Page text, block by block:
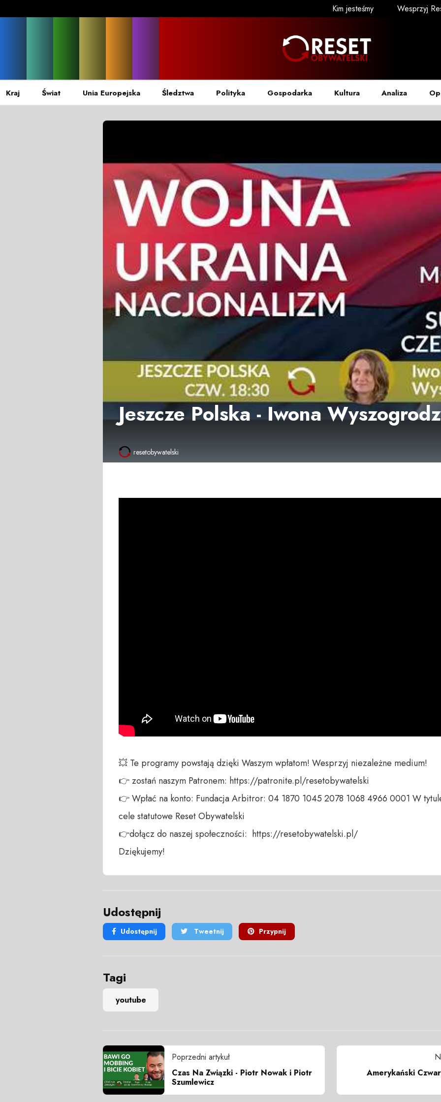
Kim jesteśmy Wesprzyj
Kraj Świat Unia Europejska Śledztwa Polityka Gospodarka Kultura Analiza
Jeszcze Polska - Iwona
resetobywatelski
💥 Te programy powstają dzięki Waszym wpłatom! Wesprzyj niezależne medium!
👉 zostań naszym Patronem: https://patronite.pl/resetobywatelski
👉 Wpłać na konto: Fundacja Arbitror: 04 1870 1045 2078 1068 4966 0001 W
cele statutowe Reset Obywatelski
👉dołącz do naszej społeczności:  https://resetobywatelski.pl/
Dziękujemy!
Udostępnij
Udostępnij Tweetnij Przypnij
Tagi
youtube
Poprzedni artykuł
Czas Na Związki - Piotr Nowak i Piotr
Szumlewicz
Amerykański